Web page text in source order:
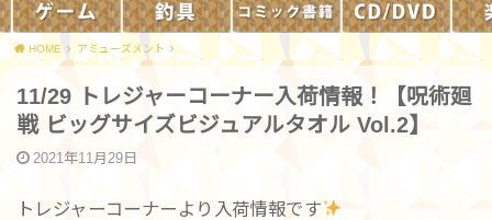
HOME アミューズメント
11/29 トレジャーコーナー入荷情報！【呪術廻
戦 ビッグサイズビジュアルタオル Vol.2】
2021年11月29日
トレジャーコーナーより入荷情報です